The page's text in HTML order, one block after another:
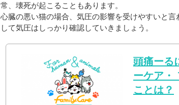
常、壊死が起こることもあります。
心臓の悪い猫の場合、気圧の影響を受けやすいと
して気圧はしっかり確認していきましょう。
頭痛ーる
ーケア・
ことは？